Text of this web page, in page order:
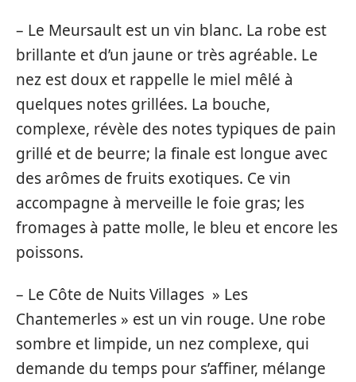
– Le Meursault est un vin blanc. La robe est
brillante et d’un jaune or très agréable. Le
nez est doux et rappelle le miel mêlé à
quelques notes grillées. La bouche,
complexe, révèle des notes typiques de pain
grillé et de beurre; la finale est longue avec
des arômes de fruits exotiques. Ce vin
accompagne à merveille le foie gras; les
fromages à patte molle, le bleu et encore les
poissons.
– Le Côte de Nuits Villages » Les
Chantemerles » est un vin rouge. Une robe
sombre et limpide, un nez complexe, qui
demande du temps pour s’affiner, mélange